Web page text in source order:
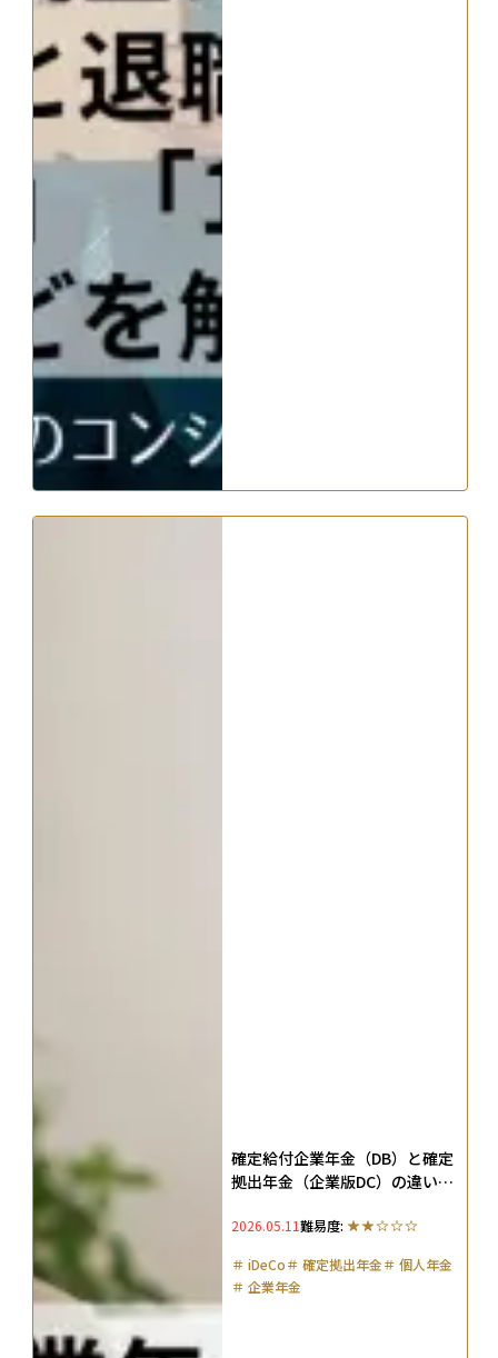
確定給付企業年金（DB）と確定
拠出年金（企業版DC）の違い
得か解説
2026.05.11難易度:
＃ iDeCo＃ 確定拠出年金＃ 個人年金
＃ 企業年金